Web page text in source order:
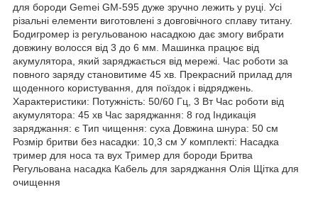
для бороди Gemei GM-595 дуже зручно лежить у руці. Усі
різальні елементи виготовлені з довговічного сплаву титану.
Бодигромер із регульованою насадкою дає змогу вибрати
довжину волосся від 3 до 6 мм. Машинка працює від
акумулятора, який заряджається від мережі. Час роботи за
повного заряду становитиме 45 хв. Прекрасний прилад для
щоденного користування, для поїздок і відряджень.
Характеристики: Потужність: 50/60 Гц, 3 Вт Час роботи від
акумулятора: 45 хв Час заряджання: 8 год Індикація
заряджання: є Тип чищення: суха Довжина шнура: 50 см
Розмір бритви без насадки: 10,3 см У комплекті: Насадка
тример для носа та вух Тример для бороди Бритва
Регульована насадка Кабель для заряджання Олія Щітка для
очищення